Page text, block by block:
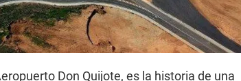
Don Quijote, es la historia de una